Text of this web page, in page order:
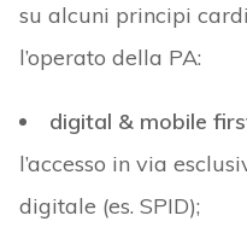
su alcuni principi
l’operato della PA:
digital & mobile
l’accesso in via
digitale (es. SPID);